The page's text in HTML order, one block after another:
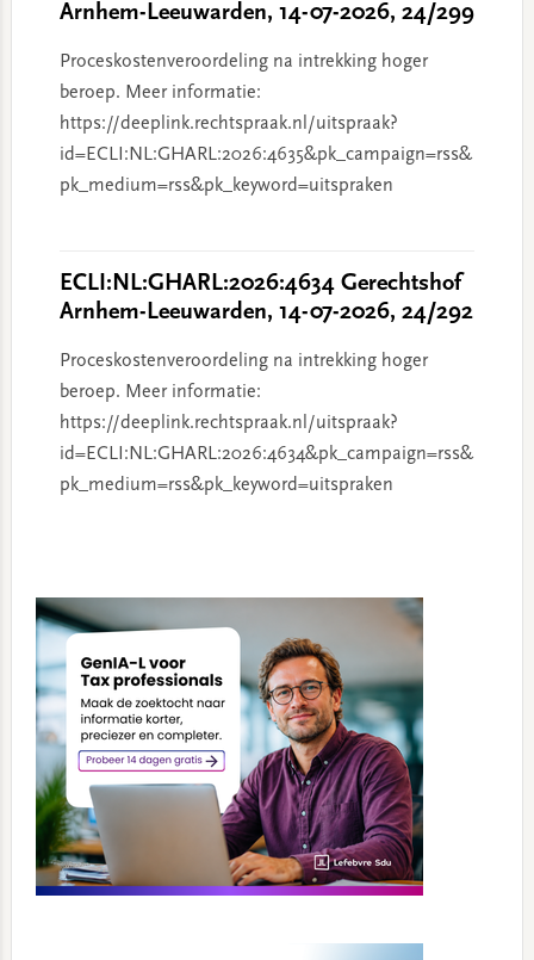
Arnhem-Leeuwarden, 14-07-2026, 24/299
Proceskostenveroordeling na intrekking hoger
beroep. Meer informatie:
https://deeplink.rechtspraak.nl/uitspraak?
id=ECLI:NL:GHARL:2026:4635&pk_campaign=rss&
pk_medium=rss&pk_keyword=uitspraken
ECLI:NL:GHARL:2026:4634 Gerechtshof
Arnhem-Leeuwarden, 14-07-2026, 24/292
Proceskostenveroordeling na intrekking hoger
beroep. Meer informatie:
https://deeplink.rechtspraak.nl/uitspraak?
id=ECLI:NL:GHARL:2026:4634&pk_campaign=rss&
pk_medium=rss&pk_keyword=uitspraken
Sidebar